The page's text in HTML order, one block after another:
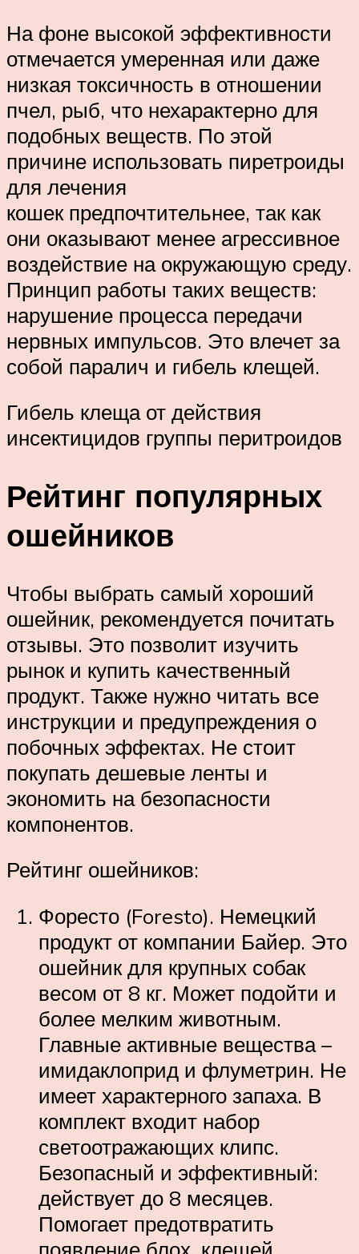
На фоне высокой эффективности
отмечается умеренная или даже
низкая токсичность в отношении
пчел, рыб, что нехарактерно для
подобных веществ. По этой
причине использовать пиретроиды
для лечения
кошек предпочтительнее, так как
они оказывают менее агрессивное
воздействие на окружающую среду.
Принцип работы таких веществ:
нарушение процесса передачи
нервных импульсов. Это влечет за
собой паралич и гибель клещей.
Гибель клеща от действия
инсектицидов группы перитроидов
Рейтинг популярных
ошейников
Чтобы выбрать самый хороший
ошейник, рекомендуется почитать
отзывы. Это позволит изучить
рынок и купить качественный
продукт. Также нужно читать все
инструкции и предупреждения о
побочных эффектах. Не стоит
покупать дешевые ленты и
экономить на безопасности
компонентов.
Рейтинг ошейников:
Форесто (Foresto). Немецкий
продукт от компании Байер. Это
ошейник для крупных собак
весом от 8 кг. Может подойти и
более мелким животным.
Главные активные вещества –
имидаклоприд и флуметрин. Не
имеет характерного запаха. В
комплект входит набор
светоотражающих клипс.
Безопасный и эффективный:
действует до 8 месяцев.
Помогает предотвратить